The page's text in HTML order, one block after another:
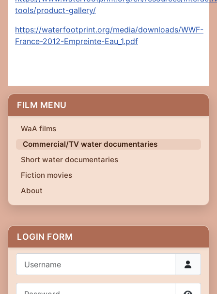
FILM MENU
WaA films
Commercial/TV water documentaries
Short water documentaries
Fiction movies
About
LOGIN FORM
tools/product-gallery/
https://waterfootprint.org/media/downloads/WWF-
France-2012-Empreinte-Eau_1.pdf